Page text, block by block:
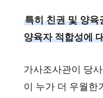
특히 친권 및 양육
양육자 적합성에
가사조사관이 당
이 누가 더 우월한